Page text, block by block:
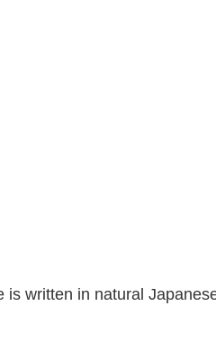
written in natural